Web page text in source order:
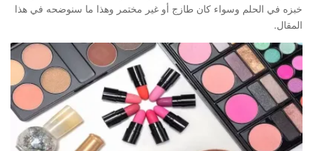
خبزه في الحلم وسواء كان طازج أو غير مختمر وهذا ما سنوضحه في هذا
المقال.